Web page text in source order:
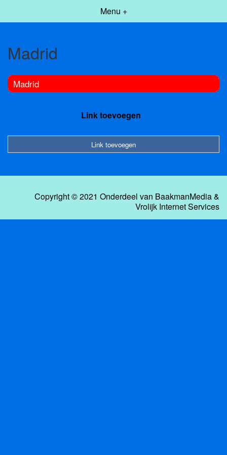
Menu +
Madrid
Madrid
Link toevoegen
Link toevoegen
Copyright © 2021 Onderdeel van BaakmanMedia&
Vrolijk Internet Services